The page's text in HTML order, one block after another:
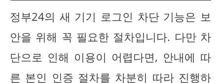
정부24의 새 기기 로그인 차단 기능은 보
안을 위해 꼭 필요한 절차입니다. 다만 차
단으로 인해 이용이 어렵다면, 안내에 따
른 본인 인증 절차를 차분히 따라 진행하